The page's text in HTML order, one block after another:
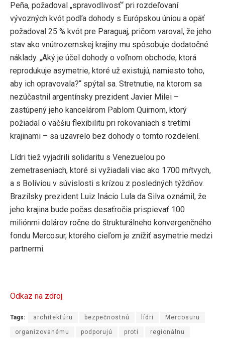
Peña, požadoval „spravodlivosť“ pri rozdeľovaní
vývozných kvót podľa dohody s Európskou úniou a opäť
požadoval 25 % kvót pre Paraguaj, pričom varoval, že jeho
stav ako vnútrozemskej krajiny mu spôsobuje dodatočné
náklady. „Aký je účel dohody o voľnom obchode, ktorá
reprodukuje asymetrie, ktoré už existujú, namiesto toho,
aby ich opravovala?“ spýtal sa. Stretnutie, na ktorom sa
nezúčastnil argentínsky prezident Javier Milei –
zastúpený jeho kancelárom Pablom Quirnom, ktorý
požiadal o väčšiu flexibilitu pri rokovaniach s tretími
krajinami – sa uzavrelo bez dohody o tomto rozdelení.
Lídri tiež vyjadrili solidaritu s Venezuelou po
zemetraseniach, ktoré si vyžiadali viac ako 1700 mŕtvych,
a s Bolíviou v súvislosti s krízou z posledných týždňov.
Brazílsky prezident Luiz Inácio Lula da Silva oznámil, že
jeho krajina bude počas desaťročia prispievať 100
miliónmi dolárov ročne do štrukturálneho konvergenčného
fondu Mercosur, ktorého cieľom je znížiť asymetrie medzi
partnermi.
Odkaz na zdroj
Tags: architektúru bezpečnostnú lídri Mercosuru
organizovanému podporujú proti regionálnu